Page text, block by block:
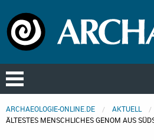
ARCHAEOLOGIE-ONLINE.DE AKTUELL
ÄLTESTES MENSCHLICHES GENOM AUS